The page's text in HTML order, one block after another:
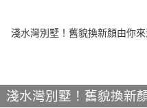
淺水灣別墅！舊貌換新